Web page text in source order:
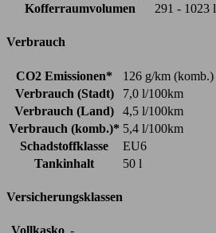
Kofferraumvolumen
291 - 1023 l
Verbrauch
CO2 Emissionen*
126 g/km (komb.)
Verbrauch (Stadt)
7,0 l/100km
Verbrauch (Land)
4,5 l/100km
Verbrauch (komb.)* 5,4 l/100km
Schadstoffklasse
EU6
Tankinhalt
50 l
Versicherungsklassen
Vollkasko -